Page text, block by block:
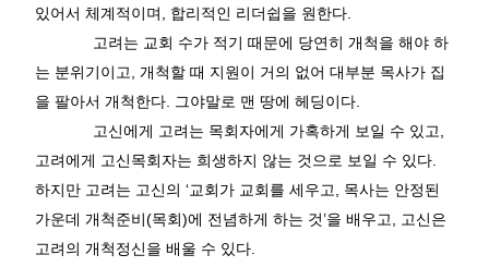
있어서 체계적이며
합리적인 리더쉽을 원한다
고려는 교회 수가 적기 때문에 당연히 개척을 해야 하
는 분위기이고
개척할 때 지원이 거의 없어 대부분 목사가 집
을 팔아서 개척한다
그야말로 맨 땅에 헤딩이다
고신에게 고려는 목회자에게 가혹하게 보일 수 있고
고려에게 고신목회자는 희생하지 않는 것으로 보일 수 있다
하지만 고려는 고신의 ‘교회가 교회를 세우고
목사는 안정된
가운데 개척준비(목회)에 전념하게 하는 것’을 배우고
고신은
고려의 개척정신을 배울 수 있다